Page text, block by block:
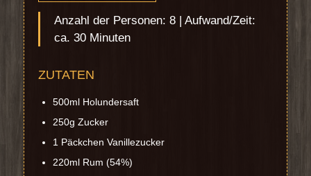
Anzahl der Personen: 8 | Aufwand/Zeit:
ca. 30 Minuten
ZUTATEN
500ml Holundersaft
250g Zucker
1 Päckchen Vanillezucker
220ml Rum (54%)